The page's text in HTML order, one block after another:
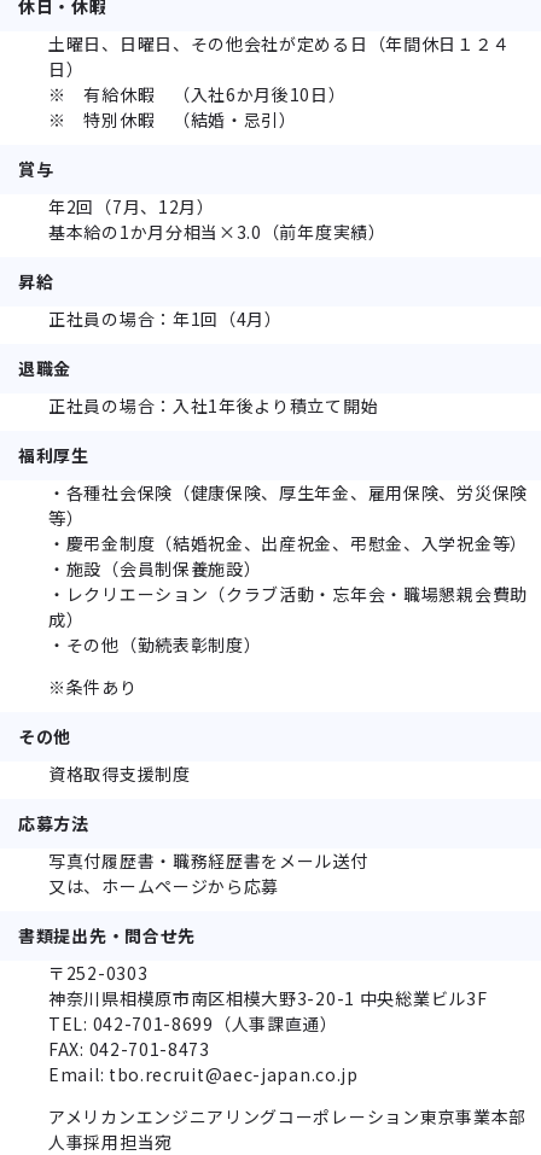
休日・休暇
土曜日、日曜日、その他会社が定める日（年間休日１２４
日）
※ 有給休暇 （入社6か月後10日）
※ 特別休暇 （結婚・忌引）
賞与
年2回（7月、12月）
基本給の1か月分相当×3.0（前年度実績）
昇給
正社員の場合：年1回（4月）
退職金
正社員の場合：入社1年後より積立て開始
福利厚生
・各種社会保険（健康保険、厚生年金、雇用保険、労災保険
等）
・慶弔金制度（結婚祝金、出産祝金、弔慰金、入学祝金等）
・施設（会員制保養施設）
・レクリエーション（クラブ活動・忘年会・職場懇親会費助
成）
・その他（勤続表彰制度）
※条件あり
その他
資格取得支援制度
応募方法
写真付履歴書・職務経歴書をメール送付
又は、ホームページから応募
書類提出先・問合せ先
〒252-0303
神奈川県相模原市南区相模⼤野3-20-1 中央総業ビル3F
TEL: 042-701-8699（人事課直通）
FAX: 042-701-8473
Email: tbo.recruit@aec-japan.co.jp
アメリカンエンジニアリングコーポレーション東京事業本部
人事採用担当宛